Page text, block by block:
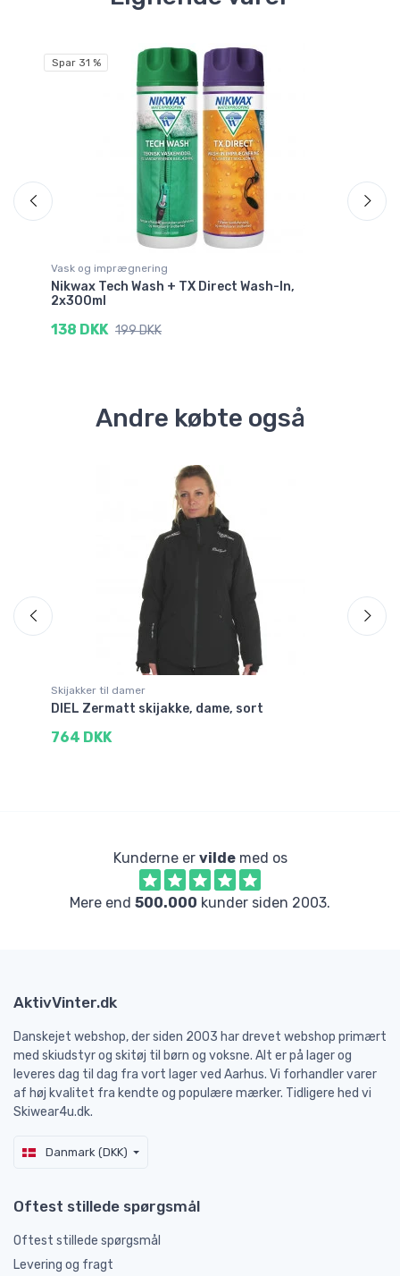
Spar 31 %
Vask og imprægnering
Nikwax Tech Wash + TX Direct Wash-In,
2x300ml
138 DKK 199 DKK
Andre købte også
Skijakker til damer
DIEL Zermatt skijakke, dame, sort
764 DKK
Kunderne er vildemed os
Mere end 500.000 kunder siden 2003.
AktivVinter.dk
Danskejet webshop, der siden 2003 har drevet webshop primært
med skiudstyr og skitøj til børn og voksne. Alt er på lager og
leveres dag til dag fra vort lager ved Aarhus. Vi forhandler varer
af høj kvalitet fra kendte og populære mærker. Tidligere hed vi
Skiwear4u.dk.
Danmark (DKK)
Oftest stillede spørgsmål
Oftest stillede spørgsmål
Levering og fragt